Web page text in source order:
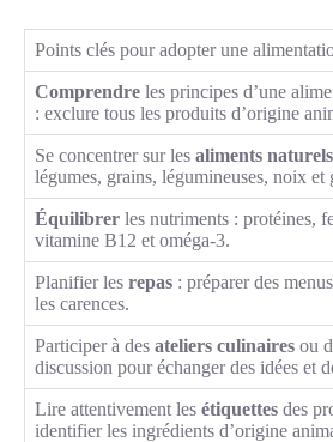
Points clés pour adopter une
Comprendre les principes d’une
: exclure tous les produits d’origine
Se concentrer sur les aliments naturels
légumes, grains, légumineuses, noix et
Équilibrer les nutriments : protéines,
vitamine B12 et oméga-3.
Planifier les repas : préparer des
les carences.
Participer à des ateliers culinaires ou
discussion pour échanger des idées et
Lire attentivement les étiquettes des
identifier les ingrédients d’origine